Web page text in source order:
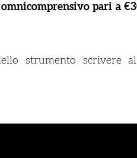
pari a
strumento scrivere